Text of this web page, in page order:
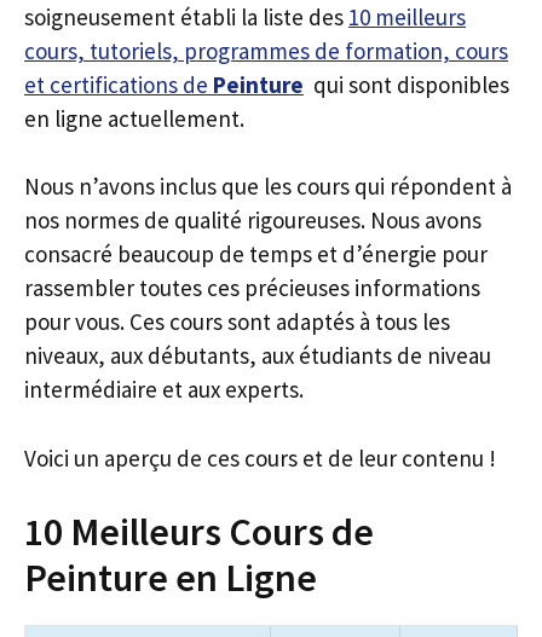
soigneusement établi la liste des 10 meilleurs
cours, tutoriels, programmes de formation, cours
et certifications de Peinture qui sont disponibles
en ligne actuellement.
Nous n’avons inclus que les cours qui répondent à
nos normes de qualité rigoureuses. Nous avons
consacré beaucoup de temps et d’énergie pour
rassembler toutes ces précieuses informations
pour vous. Ces cours sont adaptés à tous les
niveaux, aux débutants, aux étudiants de niveau
intermédiaire et aux experts.
Voici un aperçu de ces cours et de leur contenu !
10 Meilleurs Cours de
Peinture en Ligne